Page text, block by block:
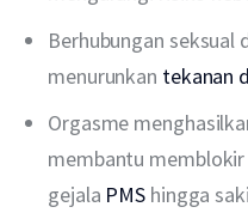
Berhubungan seksual
menurunkan tekanan
Orgasme
membantu
gejala PMS hingga